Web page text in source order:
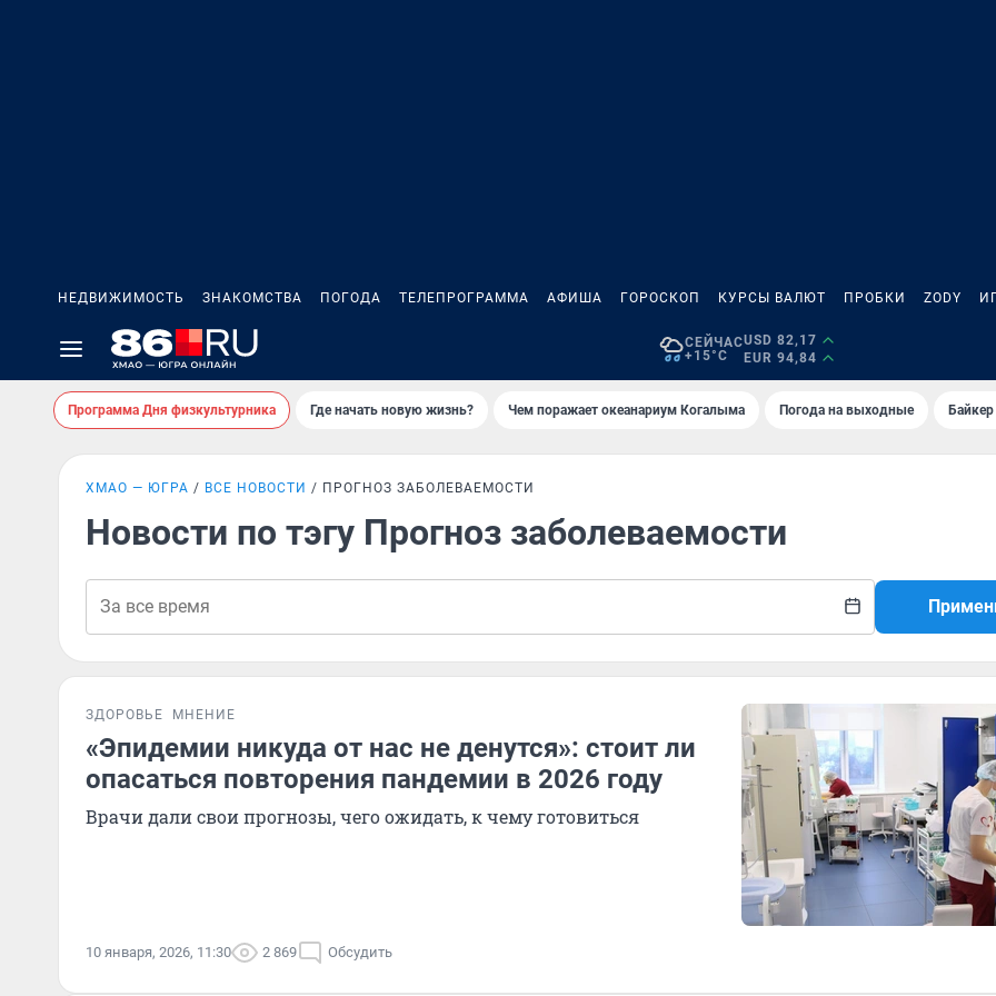
НЕДВИЖИМОСТЬ ЗНАКОМСТВА ПОГОДА ТЕЛЕПРОГРАММА АФИША ГОРОСКОП КУРСЫ ВАЛЮТ ПРОБКИ ZODY
СЕЙЧАС
+15°C
USD 82,17
EUR 94,84
Программа Дня физкультурника Где начать новую жизнь? Чем поражает океанариум Когалыма Погода на выходные
ХМАО — ЮГРА ВСЕ НОВОСТИ ПРОГНОЗ ЗАБОЛЕВАЕМОСТИ
Новости по тэгу Прогноз заболеваемости
ЗДОРОВЬЕ МНЕНИЕ
«Эпидемии никуда от нас не денутся»: стоит ли
опасаться повторения пандемии в 2026 году
Врачи дали свои прогнозы, чего ожидать, к чему готовиться
10 января, 2026, 11:30 2 869 Обсудить